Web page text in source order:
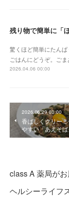
驚くほど簡単にたん
ごはんにどうぞ。ご
2026.04.06 00:00
2026.06.29 00:00
香ばしくクリー
やすい「あえそ
class A 薬局が
ヘルシーライフ